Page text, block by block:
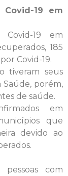
19 em
19 em
185
Covid-19.
tiveram seus
Saúde, porém,
de saúde.
em
que
devido ao
com